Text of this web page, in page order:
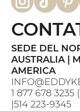
SEDE DEL
AUSTRALIA |
AMERICA
1 877 678 3235
|514 223-9345